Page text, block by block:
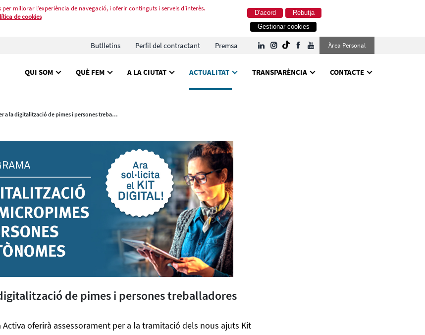
millorar l’experiència de navegació, i oferir continguts i serveis d’interès.
de cookies Rebutja
D'acord
Gestionar cookies
Butlletins Perfil del contractant Premsa Àrea Personal
QUI SOM QUÈ FEM A LA CIUTAT ACTUALITAT TRANSPARÈNCIA CONTACTE
Suport per a la digitalització de pimes i persones treballadores autònomes
de pimes i persones treballadores
Activa oferirà assessorament per a la tramitació dels nous ajuts Kit